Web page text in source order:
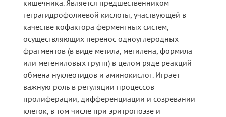
кишечника. Является предшественником
тетрагидрофолиевой кислоты, участвующей в
качестве кофактора ферментных систем,
осуществляющих перенос одноуглеродных
фрагментов (в виде метила, метилена, формила
или метениловых групп) в целом ряде реакций
обмена нуклеотидов и аминокислот. Играет
важную роль в регуляции процессов
пролиферации, дифференциации и созревании
клеток, в том числе при эритропоэзе и